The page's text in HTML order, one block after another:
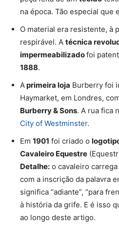
na época. Tão especial que
O material era resistente, à
respirável. A técnica
impermeabilizadofoi
1888.
Aprimeira loja Burberry foi
Haymarket, em Londres,
Burberry & Sons. A rua fica
City of Westminster.
Em 1901 foi criado o
Cavaleiro Equestre
Detalhe: o cavaleiro
com a inscrição da palavra
significa “adiante”, “para
à história da grife. E é isso
ao longo deste artigo.